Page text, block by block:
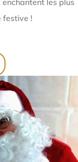
festive !